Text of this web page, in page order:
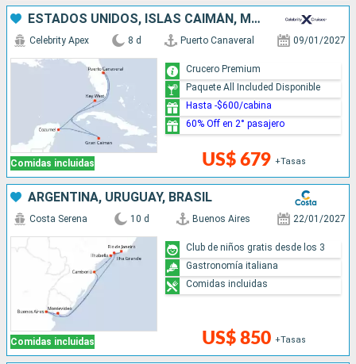
ESTADOS UNIDOS, ISLAS CAIMÁN, MÉXICO
Comidas incluidas
Celebrity Apex 8 d Puerto Canaveral 09/01/2027
US$ 679 +Tasas
Crucero Premium
Paquete All Included Disponible
Hasta -$600/cabina
60% Off en 2° pasajero
ARGENTINA, URUGUAY, BRASIL
Comidas incluidas
Costa Serena 10 d Buenos Aires 22/01/2027
US$ 850 +Tasas
Club de niños gratis desde los 3
Gastronomía italiana
Comidas incluidas